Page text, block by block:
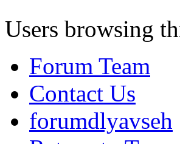
Users browsing
Forum Team
Contact Us
forumdlyavseh